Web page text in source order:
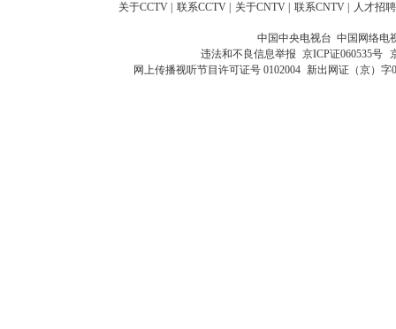
关于CCTV 联系CCTV 关于CNTV 联系CNTV 人才招聘
中国中央电视台 中国网络电
违法和不良信息举报 京ICP证060535号
网上传播视听节目许可证号 0102004 新出网证（京）